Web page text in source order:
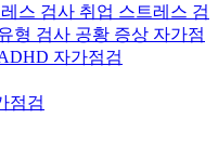
스 검사 취업 스트레스 검
형 검사 공황 증상 자가점
자가점검
점검